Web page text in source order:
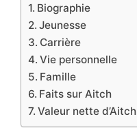
Biographie
Jeunesse
Carrière
Vie personnelle
Famille
Faits sur Aitch
Valeur nette d’Aitch